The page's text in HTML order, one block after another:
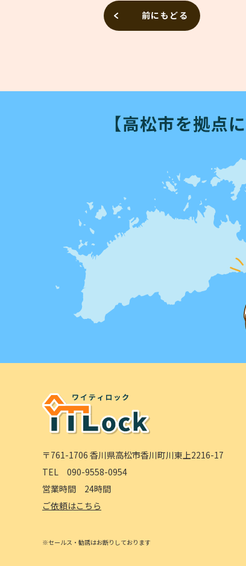
前にもどる
【高松市を拠点に
〒761-1706 香川県高松市香川町川東上2216-17
TEL 090-9558-0954
営業時間 24時間
ご依頼はこちら
※セールス・勧誘はお断りしております